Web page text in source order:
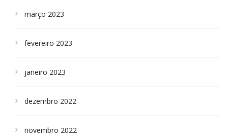
março 2023
fevereiro 2023
janeiro 2023
dezembro 2022
novembro 2022